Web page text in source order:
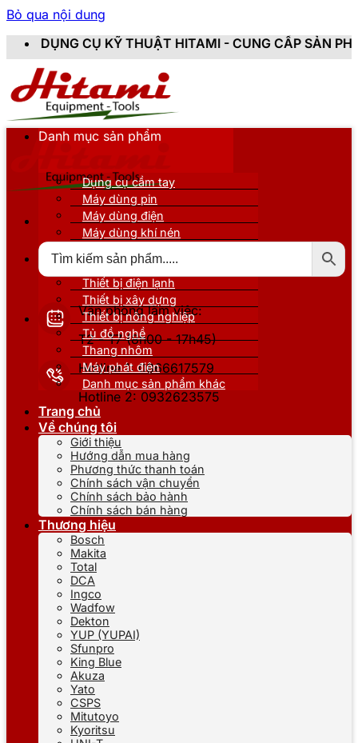
Bỏ qua nội dung
THUẬT HITAMI - CUNG CẤP SẢN PHẨM CHÍNH
Văn phòng làm việc:
T2 - T7 (8h00 - 17h45)
Hotline 1: 0866617579
Hotline 2: 0932623575
Danh mục sản phẩm
Dụng cụ cầm tay
Máy dùng pin
Máy dùng điện
Máy dùng khí nén
Thiết bị nâng đỡ
Thiết bị điện lạnh
Thiết bị xây dựng
Thiết bị nông nghiệp
Tủ đồ nghề
Thang nhôm
Máy phát điện
Danh mục sản phẩm khác
Trang chủ
Về chúng tôi
Giới thiệu
Hướng dẫn mua hàng
Phương thức thanh toán
Chính sách vận chuyển
Chính sách bảo hành
Chính sách bán hàng
Thương hiệu
Bosch
Makita
Total
DCA
Ingco
Wadfow
Dekton
YUP (YUPAI)
Sfunpro
King Blue
Akuza
Yato
CSPS
Mitutoyo
Kyoritsu